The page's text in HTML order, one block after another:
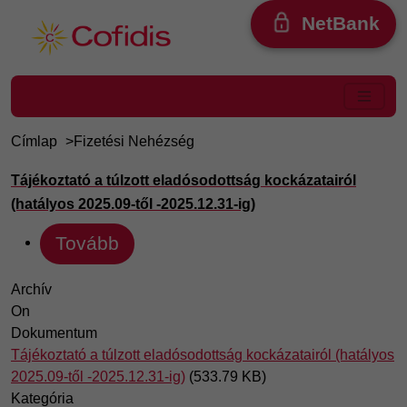
NetBank
Címlap Fizetési Nehézség
Tájékoztató a túlzott eladósodottság kockázatairól
(hatályos 2025.09-től -2025.12.31-ig)
Tovább
Archív
On
Dokumentum
Tájékoztató a túlzott eladósodottság kockázatairól (hatályos
2025.09-től -2025.12.31-ig) (533.79 KB)
Kategória